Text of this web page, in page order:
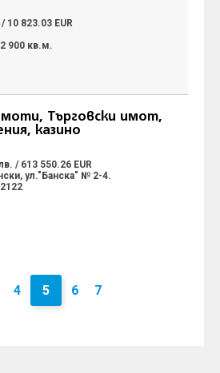
10 823.03 EUR
2 900 кв.м.
Търговски имот,
казино
/ 613 550.26 EUR
ул."Банска" № 2-4.
2122
4 5 6 7